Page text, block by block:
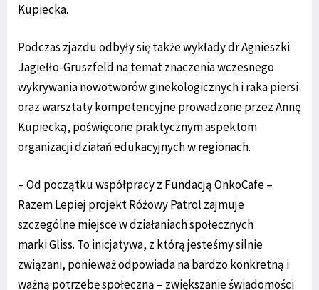
Kupiecka.
Podczas zjazdu odbyły się także wykłady dr Agnieszki
Jagiełło-Gruszfeld na temat znaczenia wczesnego
wykrywania nowotworów ginekologicznych i raka piersi
oraz warsztaty kompetencyjne prowadzone przez Annę
Kupiecką, poświęcone praktycznym aspektom
organizacji działań edukacyjnych w regionach.
– Od początku współpracy z Fundacją OnkoCafe –
Razem Lepiej projekt Różowy Patrol zajmuje
szczególne miejsce w działaniach społecznych
marki Gliss. To inicjatywa, z którą jesteśmy silnie
związani, ponieważ odpowiada na bardzo konkretną i
ważną potrzebę społeczną – zwiększanie świadomości